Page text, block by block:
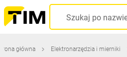
główna Elektronarzędzia i mierniki